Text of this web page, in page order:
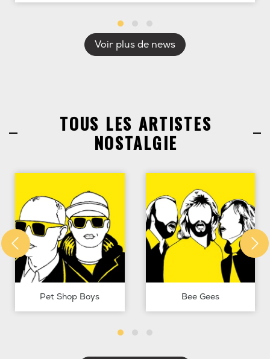
Voir plus de news
TOUS LES ARTISTES
NOSTALGIE
Pet Shop Boys Bee Gees